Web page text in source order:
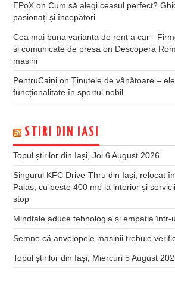
EPoX onCum să alegi ceasul perfect?
pasionați și începători
Cea mai buna varianta de rent a car -
si comunicate de presa on Descopera
masini
PentruCaini onȚinutele de vânătoare –
funcționalitate în sportul nobil
STIRI DIN IASI
Topul știrilor din Iași, Joi 6 August 2026
Singurul KFC Drive-Thru din Iași, relocat
Palas, cu peste 400 mp la interior și
stop
Mindtale aduce tehnologia și empatia într-
Semne că anvelopele mașinii trebuie
Topul știrilor din Iași, Miercuri 5 August